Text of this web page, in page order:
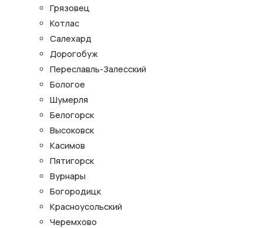
Грязовец
Котлас
Салехард
Дорогобуж
Переславль-Залесский
Бологое
Шумерля
Белогорск
Высоковск
Касимов
Пятигорск
Вурнары
Богородицк
Красноусольский
Черемхово